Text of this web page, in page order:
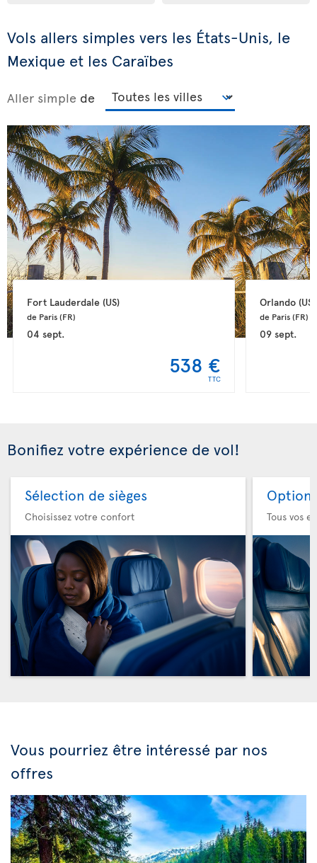
Vols allers simples vers les États-Unis, le
Mexique et les Caraïbes
Aller simple de
Fort Lauderdale (US)
de Paris (FR)
04 sept.
538 €
TTC
Orlando (US)
de Paris (FR)
09 sept.
Bonifiez votre expérience de vol!
Sélection de sièges
Choisissez votre confort
Option
Tous vos
Vous pourriez être intéressé par nos
offres